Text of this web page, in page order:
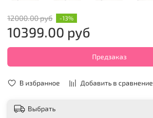
В избранное Добавить в сравнение
12000.00 руб
10399.00 руб
-13%
Предзаказ
Выбрать